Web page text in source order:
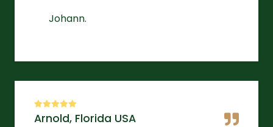
Johann.
Arnold, Florida USA